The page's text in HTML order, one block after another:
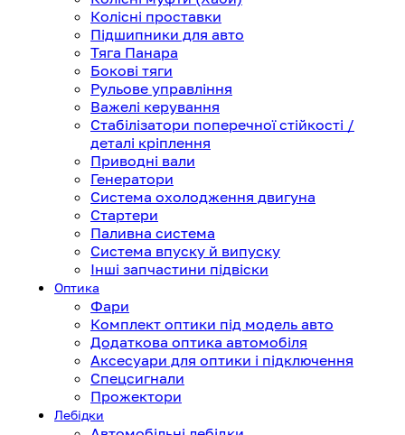
Колісні проставки
Підшипники для авто
Тяга Панара
Бокові тяги
Рульове управління
Важелі керування
Стабілізатори поперечної стійкості /
деталі кріплення
Приводні вали
Генератори
Система охолодження двигуна
Стартери
Паливна система
Система впуску й випуску
Інші запчастини підвіски
Оптика
Фари
Комплект оптики під модель авто
Додаткова оптика автомобіля
Аксесуари для оптики і підключення
Спецсигнали
Прожектори
Лебідки